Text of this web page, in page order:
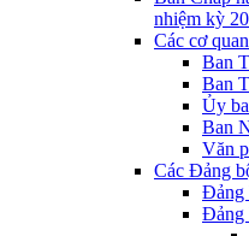
nhiệm kỳ
Các cơ
Ban
Ban
Ủy
Ban
Văn
Các Đảng
Đảng
Đảng